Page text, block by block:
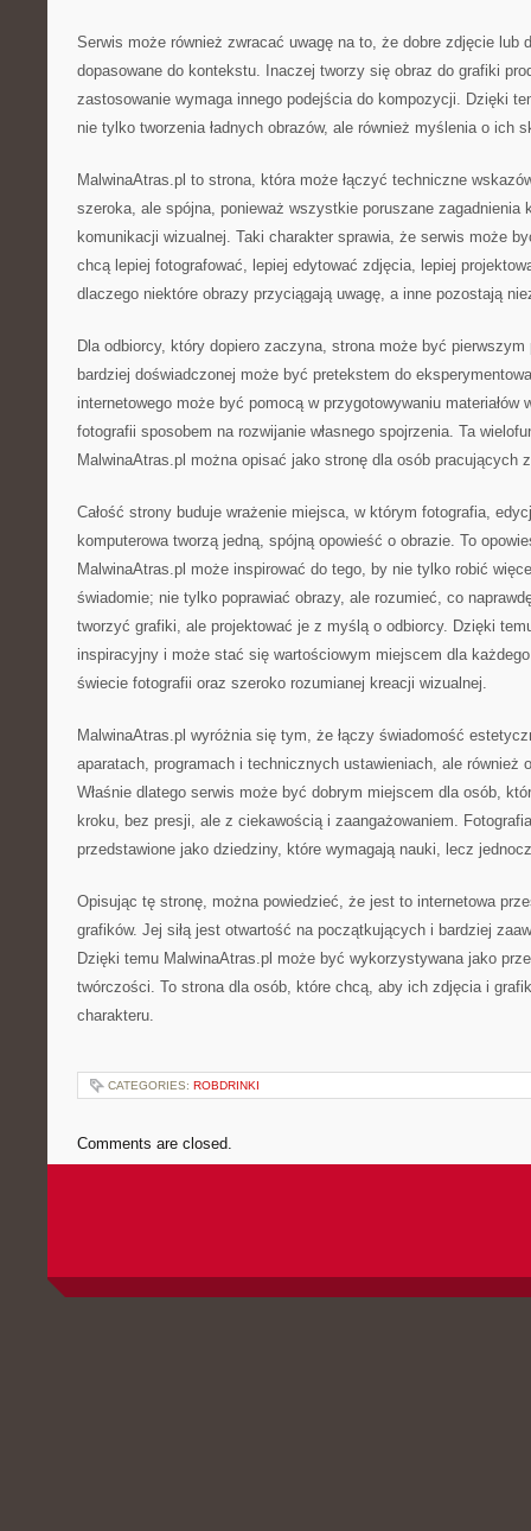
Serwis może również zwracać uwagę na to, że dobre zdjęcie lub
dopasowane do kontekstu. Inaczej tworzy się obraz do grafiki
zastosowanie wymaga innego podejścia do kompozycji. Dzięki
nie tylko tworzenia ładnych obrazów, ale również myślenia o ich
MalwinaAtras.pl to strona, która może łączyć techniczne
szeroka, ale spójna, ponieważ wszystkie poruszane zagadnienia
komunikacji wizualnej. Taki charakter sprawia, że serwis może
chcą lepiej fotografować, lepiej edytować zdjęcia, lepiej
dlaczego niektóre obrazy przyciągają uwagę, a inne pozostają
Dla odbiorcy, który dopiero zaczyna, strona może być
bardziej doświadczonej może być pretekstem do
internetowego może być pomocą w przygotowywaniu materiałów
fotografii sposobem na rozwijanie własnego spojrzenia. Ta
MalwinaAtras.pl można opisać jako stronę dla osób pracujących
Całość strony buduje wrażenie miejsca, w którym fotografia,
komputerowa tworzą jedną, spójną opowieść o obrazie. To
MalwinaAtras.pl może inspirować do tego, by nie tylko robić
świadomie; nie tylko poprawiać obrazy, ale rozumieć, co
tworzyć grafiki, ale projektować je z myślą o odbiorcy. Dzięki
inspiracyjny i może stać się wartościowym miejscem dla
świecie fotografii oraz szeroko rozumianej kreacji wizualnej.
MalwinaAtras.pl wyróżnia się tym, że łączy świadomość
aparatach, programach i technicznych ustawieniach, ale również
Właśnie dlatego serwis może być dobrym miejscem dla osób,
kroku, bez presji, ale z ciekawością i zaangażowaniem.
przedstawione jako dziedziny, które wymagają nauki, lecz
Opisując tę stronę, można powiedzieć, że jest to internetowa
grafików. Jej siłą jest otwartość na początkujących i bardziej
Dzięki temu MalwinaAtras.pl może być wykorzystywana jako
twórczości. To strona dla osób, które chcą, aby ich zdjęcia i
charakteru.
CATEGORIES: ROBDRINKI
Comments are closed.